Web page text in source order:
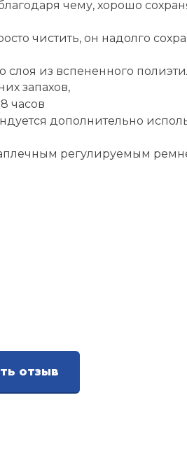
чему, хорошо
чистить, он надолго
слоя из вспененного
запахов,
часов
дополнительно
регулируемым
отзыв